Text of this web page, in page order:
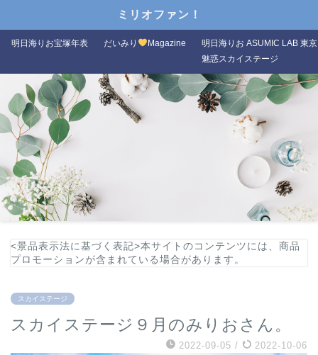
ミリオファン！
明日海りお宝塚年表 だいみり Magazine
明日海りお ASUMIC LAB 東京
魅惑スカイステージ
<景品表示法に基づく表記>本サイトのコンテンツには、商品
プロモーションが含まれている場合があります。
スカイステージ
スカイステージ９月のみりおさん。
2022-09-05 / 2022-10-06